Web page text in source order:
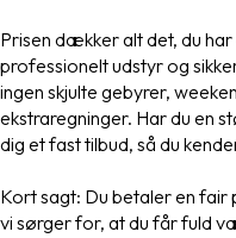
Prisen dækker alt det, du
professionelt udstyr og
ingen skjulte gebyrer,
ekstraregninger. Har du en
dig et fast tilbud, så du
Kort sagt: Du betaler en fair
vi sørger for, at du får fuld